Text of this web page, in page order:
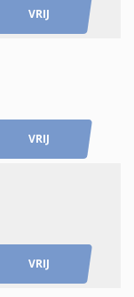
VRIJ
VRIJ
VRIJ